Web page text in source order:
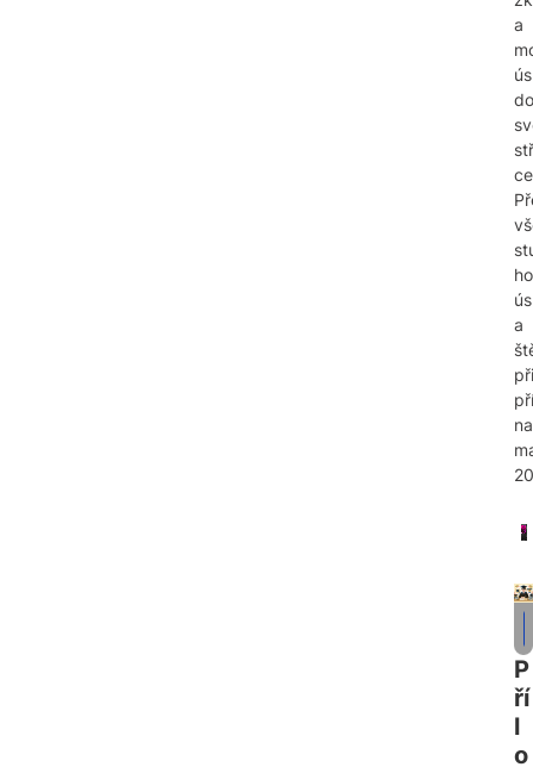
a
a
při
na
P
ří
l
o